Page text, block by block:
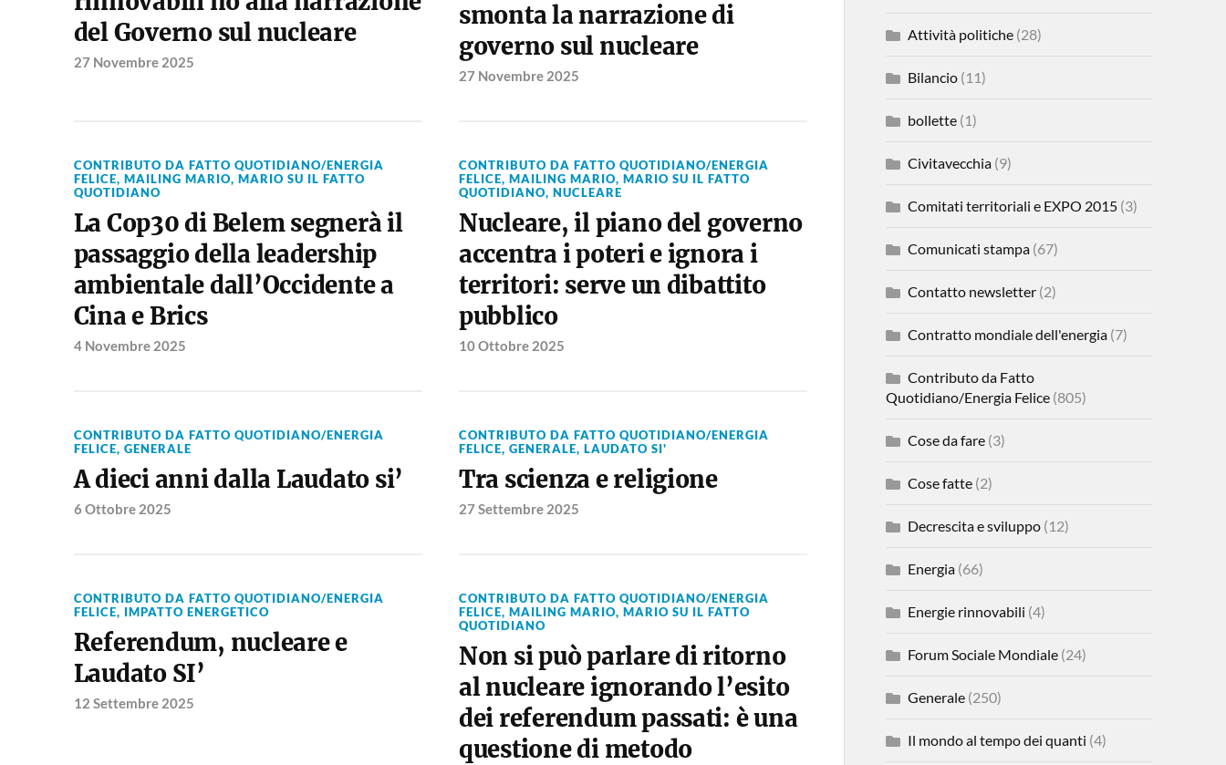
del Governo sul nucleare
27 Novembre 2025
smonta la narrazione di
governo sul nucleare
27 Novembre 2025
CONTRIBUTO DA FATTO QUOTIDIANO/ENERGIA
FELICE, MAILING MARIO, MARIO SU IL FATTO
QUOTIDIANO
La Cop30 di Belem segnerà il
passaggio della leadership
ambientale dall’Occidente a
Cina e Brics
4 Novembre 2025
CONTRIBUTO DA FATTO QUOTIDIANO/ENERGIA
FELICE, MAILING MARIO, MARIO SU IL FATTO
QUOTIDIANO, NUCLEARE
Nucleare, il piano del governo
accentra i poteri e ignora i
territori: serve un dibattito
pubblico
10 Ottobre 2025
CONTRIBUTO DA FATTO QUOTIDIANO/ENERGIA
FELICE, GENERALE
A dieci anni dalla Laudato si’
6 Ottobre 2025
CONTRIBUTO DA FATTO QUOTIDIANO/ENERGIA
FELICE, GENERALE, LAUDATO SI'
Tra scienza e religione
27 Settembre 2025
CONTRIBUTO DA FATTO QUOTIDIANO/ENERGIA
FELICE, IMPATTO ENERGETICO
Referendum, nucleare e
Laudato SI’
12 Settembre 2025
CONTRIBUTO DA FATTO QUOTIDIANO/ENERGIA
FELICE, MAILING MARIO, MARIO SU IL FATTO
QUOTIDIANO
Non si può parlare di ritorno
al nucleare ignorando l’esito
dei referendum passati: è una
questione di metodo
Attività politiche(28)
Bilancio(11)
bollette(1)
Civitavecchia(9)
Comitati territoriali e EXPO 2015(3)
Comunicati stampa(67)
Contatto newsletter(2)
Contratto mondiale dell'energia(7)
Contributo da Fatto
Quotidiano/Energia Felice(805)
Cose da fare(3)
Cose fatte(2)
Decrescita e sviluppo(12)
Energia(66)
Energie rinnovabili (4)
Forum Sociale Mondiale(24)
Generale(250)
Il mondo al tempo dei quanti (4)